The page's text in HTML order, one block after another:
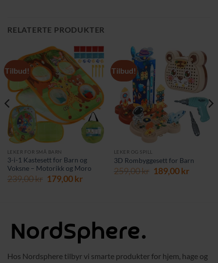
RELATERTE PRODUKTER
Tilbud!
LEKER FOR SMÅ BARN
3-i-1 Kastesett for Barn og
Voksne – Motorikk og Moro
239,00kr Opprinnelig
179,00krNåværende
Tilbud!
LEKER OG SPILL
3D Rombyggesett for Barn
259,00kr Opprinnelig
189,00kr
Hos Nordsphere tilbyr vi smarte produkter for hjem, hage og